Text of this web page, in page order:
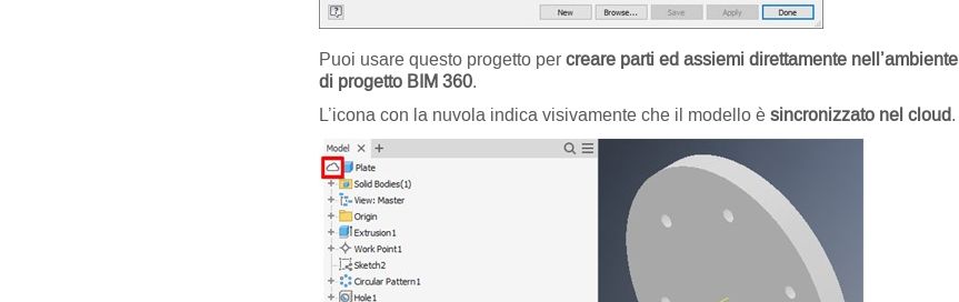
Puoi usare questo progetto percreare parti ed assiemi direttamente nell’ambiente
di progetto BIM 360.
L’icona con la nuvola indica visivamente che il modello èsincronizzato nel cloud.